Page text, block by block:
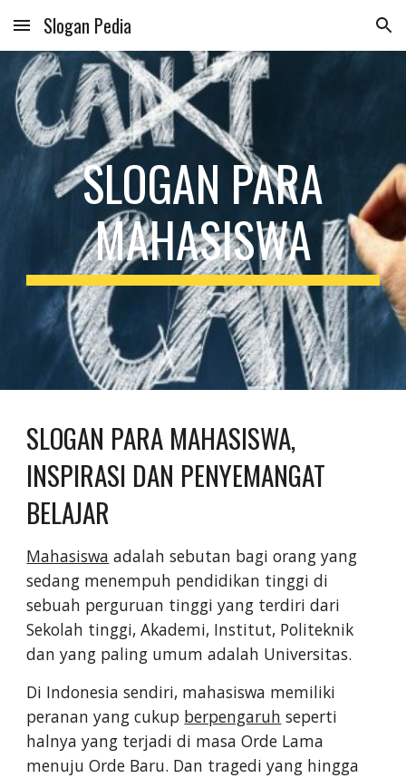
Skip to main content Skip to navigation
Slogan Pedia
SLOGAN PARA
MAHASISWA
SLOGAN PARA MAHASISWA,
INSPIRASI DAN PENYEMANGAT
BELAJAR
Mahasiswa adalah sebutan bagi orang yang
sedang menempuh pendidikan tinggi di
sebuah perguruan tinggi yang terdiri dari
Sekolah tinggi, Akademi, Institut, Politeknik
dan yang paling umum adalah Universitas.
Di Indonesia sendiri, mahasiswa memiliki
peranan yang cukup berpengaruh seperti
halnya yang terjadi di masa Orde Lama
menuju Orde Baru. Dan tragedi yang hingga